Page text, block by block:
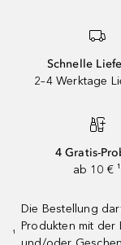
Schnelle
2–4 Werktage
4 Gratis-
ab 10 € ¹
¹
Die Bestellung
Produkten mit der